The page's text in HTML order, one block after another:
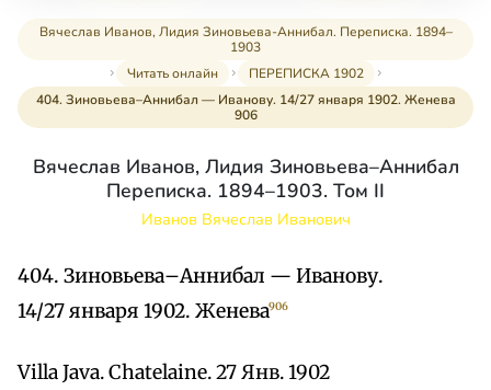
Вячеслав Иванов, Лидия Зиновьева-Аннибал. Переписка. 1894–
1903
Читать онлайн
ПЕРЕПИСКА 1902
404. Зиновьева–Аннибал — Иванову. 14/27 января 1902. Женева
906
Вячеслав Иванов, Лидия Зиновьева–Аннибал
Переписка. 1894–1903. Том II
Иванов Вячеслав Иванович
404. Зиновьева–Аннибал — Иванову.
14/27 января 1902. Женева906
Villa Java. Chatelaine. 27 Янв. 1902